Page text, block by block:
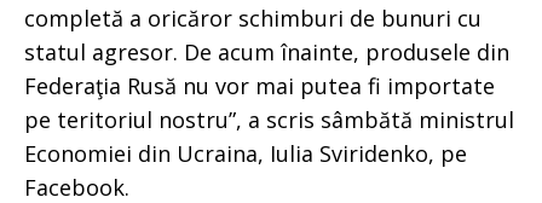
completă a oricăror schimburi de bunuri cu
statul agresor. De acum înainte, produsele din
Federaţia Rusă nu vor mai putea fi importate
pe teritoriul nostru”, a scris sâmbătă ministrul
Economiei din Ucraina, Iulia Sviridenko, pe
Facebook.